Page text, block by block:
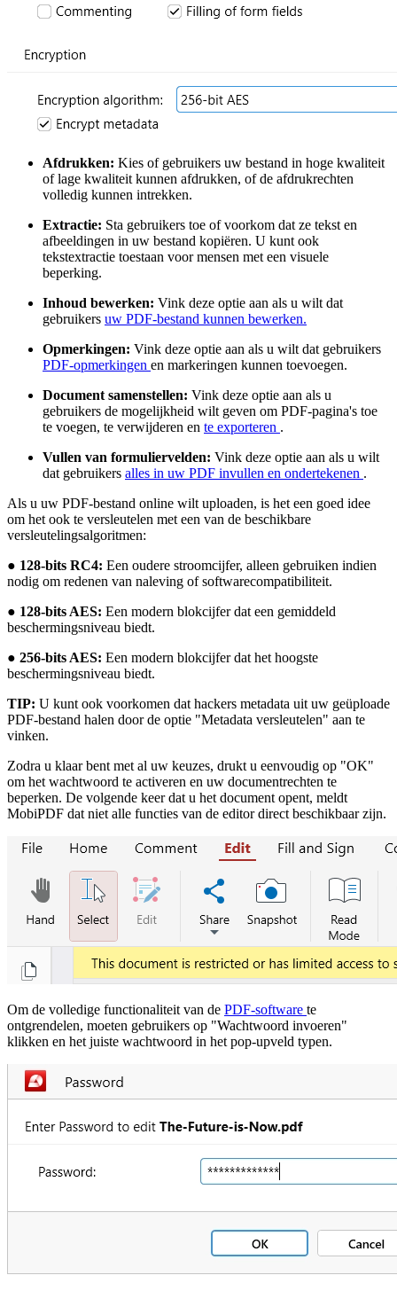
Afdrukken: Kies of gebruikers uw bestand in hoge kwaliteit
of lage kwaliteit kunnen afdrukken, of de afdrukrechten
volledig kunnen intrekken.
Extractie: Sta gebruikers toe of voorkom dat ze tekst en
afbeeldingen in uw bestand kopiëren. U kunt ook
tekstextractie toestaan voor mensen met een visuele
beperking.
Inhoud bewerken: Vink deze optie aan als u wilt dat
gebruikers uw PDF-bestand kunnen bewerken.
Opmerkingen: Vink deze optie aan als u wilt dat gebruikers
PDF-opmerkingen en markeringen kunnen toevoegen.
Document samenstellen: Vink deze optie aan als u
gebruikers de mogelijkheid wilt geven om PDF-pagina's toe
te voegen, te verwijderen en te exporteren .
Vullen van formuliervelden: Vink deze optie aan als u wilt
dat gebruikers alles in uw PDF invullen en ondertekenen .
Als u uw PDF-bestand online wilt uploaden, is het een goed idee
om het ook te versleutelen met een van de beschikbare
versleutelingsalgoritmen:
● 128-bits RC4: Een oudere stroomcijfer, alleen gebruiken indien
nodig om redenen van naleving of softwarecompatibiliteit.
● 128-bits AES: Een modern blokcijfer dat een gemiddeld
beschermingsniveau biedt.
● 256-bits AES: Een modern blokcijfer dat het hoogste
beschermingsniveau biedt.
TIP: U kunt ook voorkomen dat hackers metadata uit uw geüploade
PDF-bestand halen door de optie "Metadata versleutelen" aan te
vinken.
Zodra u klaar bent met al uw keuzes, drukt u eenvoudig op "OK"
om het wachtwoord te activeren en uw documentrechten te
beperken. De volgende keer dat u het document opent, meldt
MobiPDF dat niet alle functies van de editor direct beschikbaar zijn.
Om de volledige functionaliteit van de PDF-software te
ontgrendelen, moeten gebruikers op "Wachtwoord invoeren"
klikken en het juiste wachtwoord in het pop-upveld typen.